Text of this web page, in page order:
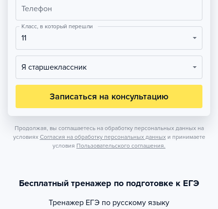
Телефон
Класс, в который перешли
11
Я старшеклассник
Записаться на консультацию
Продолжая, вы соглашаетесь на обработку персональных данных на
условиях Согласия на обработку персональных данных и принимаете
условия Пользовательского соглашения.
Бесплатный тренажер по подготовке к ЕГЭ
Тренажер ЕГЭ по русскому языку